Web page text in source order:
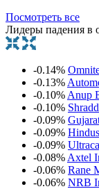
Посмотреть все
Лидеры падения в
-0.14%
-0.13%
-0.10% Anup
-0.10%
-0.09%
-0.09%
-0.09%
-0.08% Axtel
-0.06% Rane
-0.06% NRB